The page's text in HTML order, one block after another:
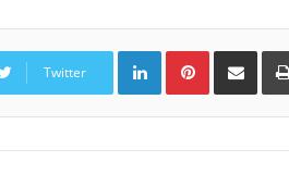
Twitter
LinkedinPinterest
Compartilhar via e-mail